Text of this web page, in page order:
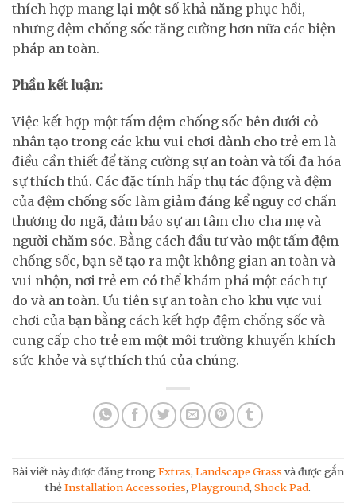
thích hợp mang lại một số khả năng phục hồi,
nhưng đệm chống sốc tăng cường hơn nữa các biện
pháp an toàn.
Phần kết luận:
Việc kết hợp một tấm đệm chống sốc bên dưới cỏ
nhân tạo trong các khu vui chơi dành cho trẻ em là
điều cần thiết để tăng cường sự an toàn và tối đa hóa
sự thích thú. Các đặc tính hấp thụ tác động và đệm
của đệm chống sốc làm giảm đáng kể nguy cơ chấn
thương do ngã, đảm bảo sự an tâm cho cha mẹ và
người chăm sóc. Bằng cách đầu tư vào một tấm đệm
chống sốc, bạn sẽ tạo ra một không gian an toàn và
vui nhộn, nơi trẻ em có thể khám phá một cách tự
do và an toàn. Ưu tiên sự an toàn cho khu vực vui
chơi của bạn bằng cách kết hợp đệm chống sốc và
cung cấp cho trẻ em một môi trường khuyến khích
sức khỏe và sự thích thú của chúng.
Bài viết này được đăng trong Extras, Landscape Grass và được gắn
thẻInstallation Accessories, Playground, Shock Pad.